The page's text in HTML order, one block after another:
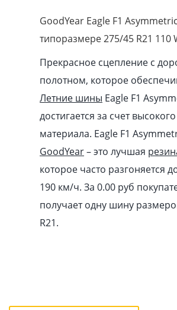
GoodYear Eagle F1
типоразмере 275/45 R21 110
Прекрасное сцепление с
полотном, которое
Летние шины Eagle F1
достигается за счет
материала. Eagle F1
GoodYear– это лучшая
которое часто разгоняется
190 км/ч. За 0.00 pуб
получает одну шину
R21.